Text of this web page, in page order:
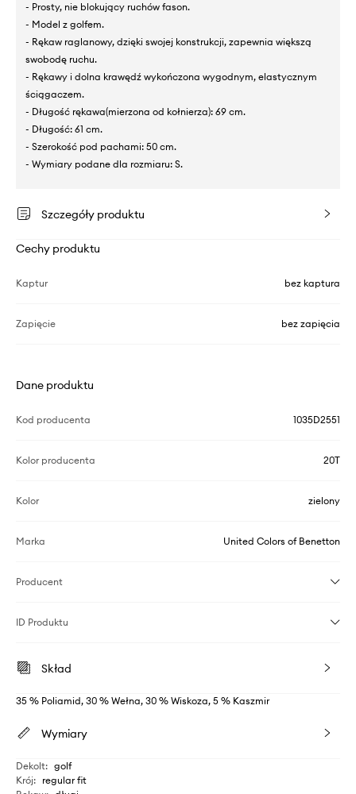
- Prosty, nie blokujący ruchów fason.
- Model z golfem.
- Rękaw raglanowy, dzięki swojej konstrukcji, zapewnia większą
swobodę ruchu.
- Rękawy i dolna krawędź wykończona wygodnym, elastycznym
ściągaczem.
- Długość rękawa(mierzona od kołnierza): 69 cm.
- Długość: 61 cm.
- Szerokość pod pachami: 50 cm.
- Wymiary podane dla rozmiaru: S.
Szczegóły produktu
Cechy produktu
Kaptur bez kaptura
Zapięcie bez zapięcia
Dane produktu
Kod producenta 1035D2551
Kolor producenta 20T
Kolor zielony
Marka United Colors of Benetton
Producent
ID Produktu
Skład
35 % Poliamid, 30 % Wełna, 30 % Wiskoza, 5 % Kaszmir
Wymiary
Dekolt: golf
Krój: regular fit